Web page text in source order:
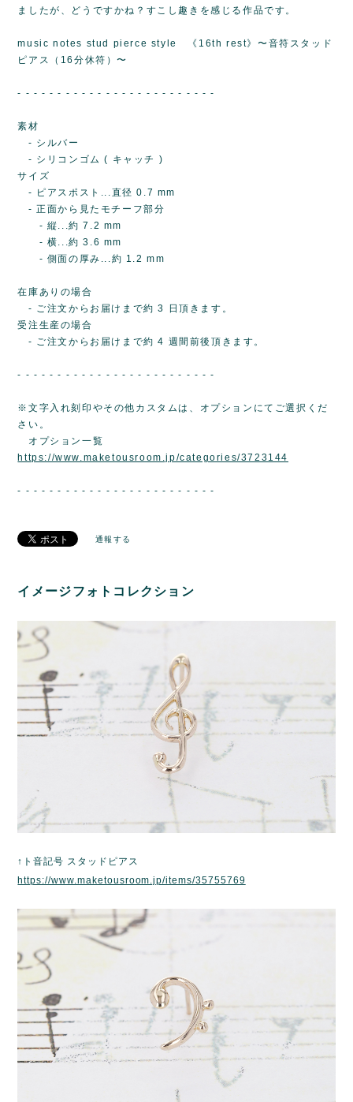
ましたが、どうですかね？すこし趣きを感じる作品です。
music notes stud pierce style 《16th rest》〜音符スタッド
ピアス（16分休符）〜
- - - - - - - - - - - - - - - - - - - - - - - - -
素材
- シルバー
- シリコンゴム ( キャッチ )
サイズ
- ピアスポスト...直径 0.7 mm
- 正面から見たモチーフ部分
- 縦...約 7.2 mm
- 横...約 3.6 mm
- 側面の厚み...約 1.2 mm
在庫ありの場合
- ご注文からお届けまで約 3 日頂きます。
受注生産の場合
- ご注文からお届けまで約 4 週間前後頂きます。
- - - - - - - - - - - - - - - - - - - - - - - - -
※文字入れ刻印やその他カスタムは、オプションにてご選択くだ
さい。
オプション一覧
https://www.maketousroom.jp/categories/3723144
- - - - - - - - - - - - - - - - - - - - - - - - -
通報する
イメージフォトコレクション
↑ト音記号 スタッドピアス
https://www.maketousroom.jp/items/35755769